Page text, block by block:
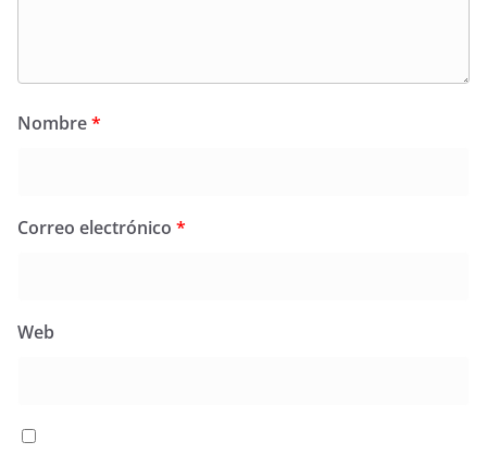
Nombre*
Correo electrónico *
Web